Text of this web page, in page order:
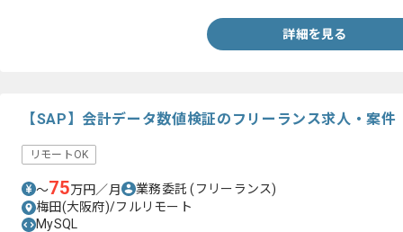
詳細を見る
【SAP】会計データ数値検証のフリーランス求人・案件
リモートOK
〜75万円／月 業務委託(フリーランス)
梅田(大阪府)/フルリモート
MySQL